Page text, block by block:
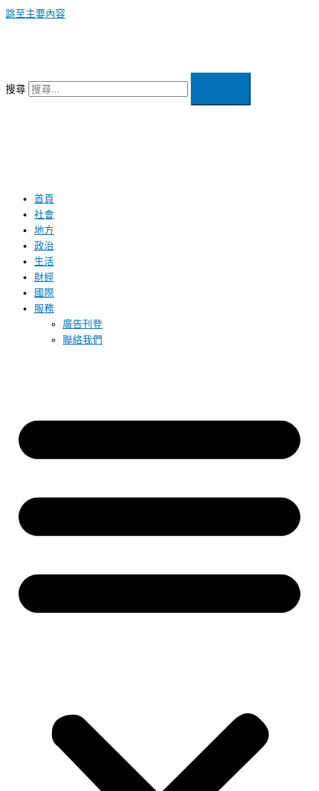
跳至主要內容
搜尋
首頁
社會
地方
政治
生活
財經
國際
服務
廣告刊登
聯絡我們